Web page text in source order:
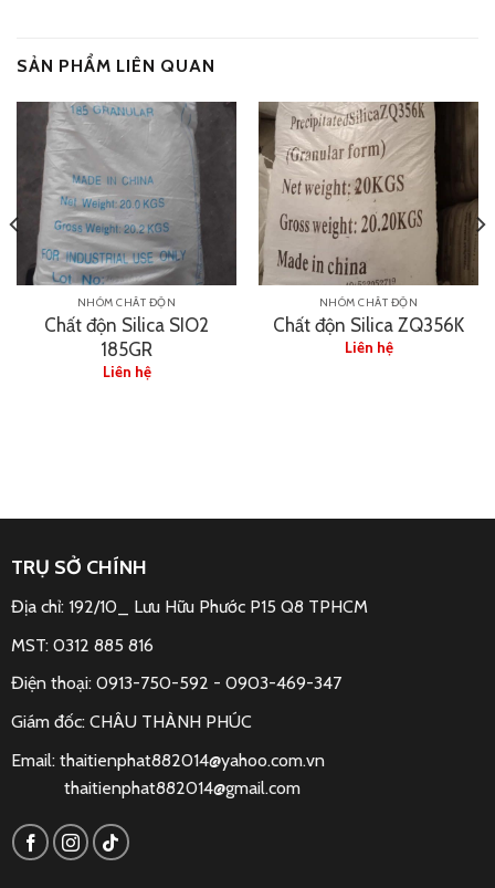
SẢN PHẨM LIÊN QUAN
NHÓM CHẤT ĐỘN
Chất độn Silica SIO2
185GR
Liên hệ
NHÓM CHẤT ĐỘN
Chất độn Silica ZQ356K
Liên hệ
TRỤ SỞ CHÍNH
Địa chỉ: 192/10_ Lưu Hữu Phước P15 Q8 TPHCM
MST: 0312 885 816
Điện thoại: 0913-750-592 - 0903-469-347
Giám đốc: CHÂU THÀNH PHÚC
Email: thaitienphat882014@yahoo.com.vn
thaitienphat882014@gmail.com